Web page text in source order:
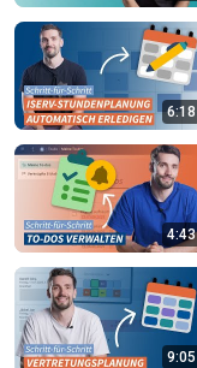
6:18
4:43
9:05